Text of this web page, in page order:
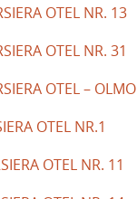
OTEL NR. 13
OTEL NR. 31
OTEL – OLMO
OTEL NR.1
OTEL NR. 11